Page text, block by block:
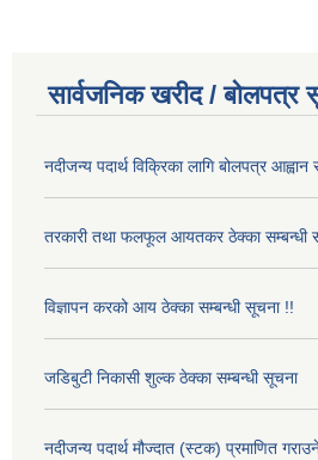
सार्वजनिक खरीद / बोलपत्र
नदीजन्य पदार्थ विक्रिका लागि बोलपत्र आह्वान
तरकारी तथा फलफूल आयतकर ठेक्का सम्बन्धी
विज्ञापन करको आय ठेक्का सम्बन्धी सूचना !!
जडिबुटी निकासी शुल्क ठेक्का सम्बन्धी सूचना
नदीजन्य पदार्थ मौज्दात (स्टक) प्रमाणित